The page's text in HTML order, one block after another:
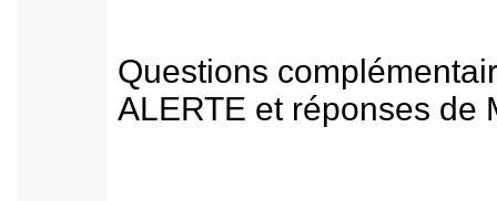
Questions
ALERTE et réponses de